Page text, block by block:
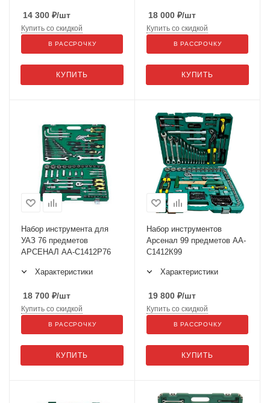
14 300 ₽/шт
КУПИТЬ
Купить со скидкой
В РАССРОЧКУ
18 000 ₽/шт
КУПИТЬ
Купить со скидкой
В РАССРОЧКУ
Набор инструмента для
УАЗ 76 предметов
АРСЕНАЛ АА-С1412Р76
Характеристики
18 700 ₽/шт
КУПИТЬ
Купить со скидкой
В РАССРОЧКУ
Набор инструментов
Арсенал 99 предметов АА-
С1412К99
Характеристики
19 800 ₽/шт
КУПИТЬ
Купить со скидкой
В РАССРОЧКУ